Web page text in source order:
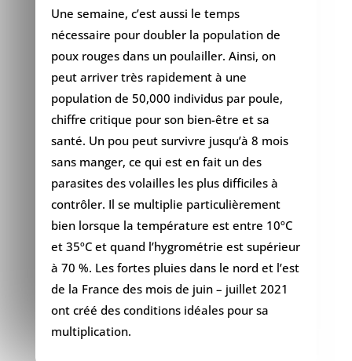
Une semaine, c’est aussi le temps
nécessaire pour doubler la population de
poux rouges dans un poulailler. Ainsi, on
peut arriver très rapidement à une
population de 50,000 individus par poule,
chiffre critique pour son bien-être et sa
santé. Un pou peut survivre jusqu’à 8 mois
sans manger, ce qui est en fait un des
parasites des volailles les plus difficiles à
contrôler. Il se multiplie particulièrement
bien lorsque la température est entre 10ºC
et 35ºC et quand l’hygrométrie est supérieur
à 70 %. Les fortes pluies dans le nord et l’est
de la France des mois de juin – juillet 2021
ont créé des conditions idéales pour sa
multiplication.